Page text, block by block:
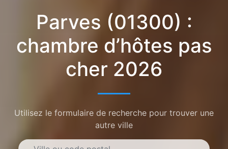
Parves (01300) :
chambre d’hôtes pas
cher 2026
Utilisez le formulaire de recherche pour trouver une
autre ville